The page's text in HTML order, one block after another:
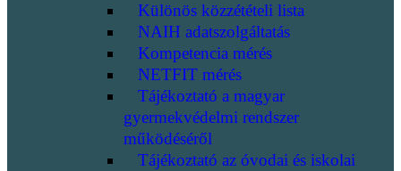
Különös közzétételi lista
NAIH adatszolgáltatás
Kompetencia mérés
NETFIT mérés
Tájékoztató a magyar
gyermekvédelmi rendszer
működéséről
Tájékoztató az óvodai és iskolai